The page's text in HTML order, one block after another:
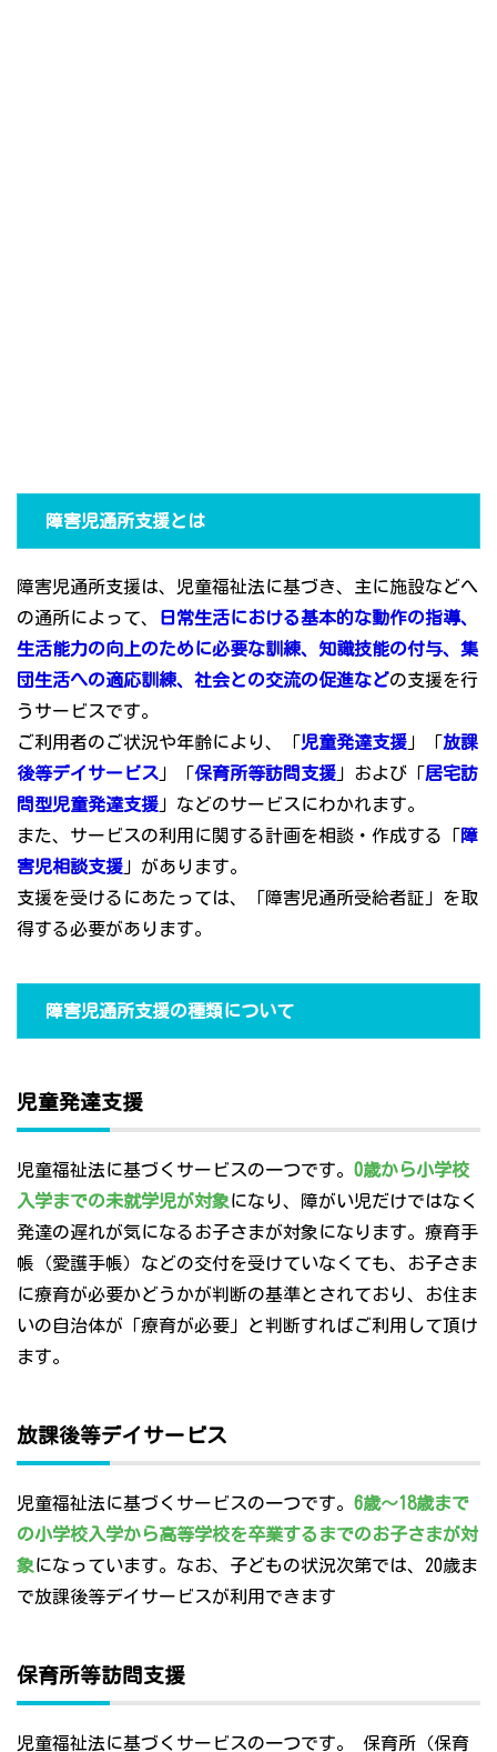
障害児通所支援とは
障害児通所支援は、児童福祉法に基づき、主に施設などへ
の通所によって、
日常生活における基本的な動作の指導、
生活能力の向上のために必要な訓練、知識技能の付与、集
団生活への適応訓練、社会との交流の促進などの支援を行
うサービスです。
ご利用者のご状況や年齢により、「児童発達支援 」「放課
後等デイサービス 」「保育所等訪問支援 」および「居宅訪
問型児童発達支援 」などのサービスにわかれます。
また、サービスの利用に関する計画を相談・作成する「障
害児相談支援 」があります。
支援を受けるにあたっては、「障害児通所受給者証」を取
得する必要があります。
障害児通所支援の種類について
児童発達支援
児童福祉法に基づくサービスの一つです。 0歳から小学校
入学までの未就学児が対象になり、障がい児だけではなく
発達の遅れが気になるお子さまが対象になります。療育手
帳（愛護手帳）などの交付を受けていなくても、お子さま
に療育が必要かどうかが判断の基準とされており、お住ま
いの自治体が「療育が必要」と判断すればご利用して頂け
ます。
放課後等デイサービス
児童福祉法に基づくサービスの一つです。 6歳～18歳まで
の小学校入学から高等学校を卒業するまでのお子さまが対
象になっています。なお、子どもの状況次第では、20歳ま
で放課後等デイサービスが利用できます
保育所等訪問支援
児童福祉法に基づくサービスの一つです。 保育所（保育